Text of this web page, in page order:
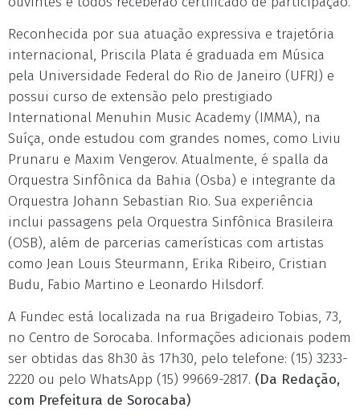
Reconhecida por sua atuação expressiva e trajetória
internacional, Priscila Plata é graduada em Música
pela Universidade Federal do Rio de Janeiro (UFRJ) e
possui curso de extensão pelo prestigiado
International Menuhin Music Academy (IMMA), na
Suíça, onde estudou com grandes nomes, como Liviu
Prunaru e Maxim Vengerov. Atualmente, é spalla da
Orquestra Sinfônica da Bahia (Osba) e integrante da
Orquestra Johann Sebastian Rio. Sua experiência
inclui passagens pela Orquestra Sinfônica Brasileira
(OSB), além de parcerias camerísticas com artistas
como Jean Louis Steurmann, Erika Ribeiro, Cristian
Budu, Fabio Martino e Leonardo Hilsdorf.
A Fundec está localizada na rua Brigadeiro Tobias, 73,
no Centro de Sorocaba. Informações adicionais podem
ser obtidas das 8h30 às 17h30, pelo telefone: (15) 3233-
2220 ou pelo WhatsApp (15) 99669-2817. (Da Redação,
com Prefeitura de Sorocaba)